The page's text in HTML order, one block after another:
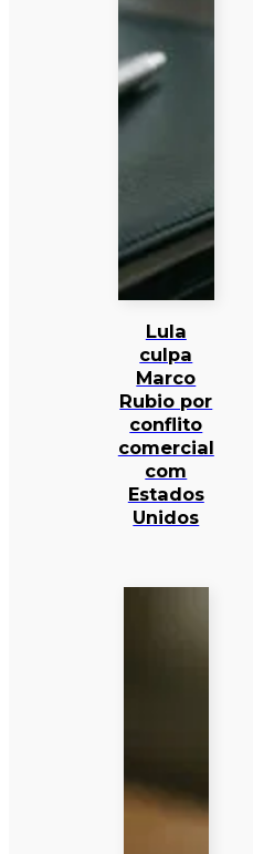
Lula
culpa
Marco
Rubio por
conflito
comercial
com
Estados
Unidos